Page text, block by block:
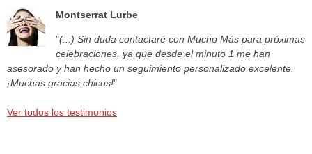
Montserrat Lurbe
"(...) Sin duda contactaré con Mucho Más para próximas
celebraciones, ya que desde el minuto 1 me han
asesorado y han hecho un seguimiento personalizado excelente.
¡Muchas gracias chicos!"
Ver todos los testimonios